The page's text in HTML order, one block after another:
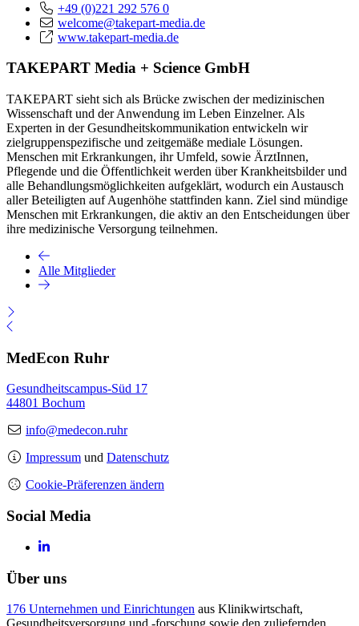
+49 (0)221 292 576 0
welcome@takepart-media.de
www.takepart-media.de
TAKEPART Media + Science GmbH
TAKEPART sieht sich als Brücke zwischen der medizinischen
Wissenschaft und der Anwendung im Leben Einzelner. Als
Experten in der Gesundheitskommunikation entwickeln wir
zielgruppenspezifische und zeitgemäße mediale Lösungen.
Menschen mit Erkrankungen, ihr Umfeld, sowie ÄrztInnen,
Pflegende und die Öffentlichkeit werden über Krankheitsbilder und
alle Behandlungsmöglichkeiten aufgeklärt, wodurch ein Austausch
aller Beteiligten auf Augenhöhe stattfinden kann. Ziel sind mündige
Menschen mit Erkrankungen, die aktiv an den Entscheidungen über
ihre medizinische Versorgung teilnehmen.
Alle Mitglieder
MedEcon Ruhr
Gesundheitscampus-Süd 17
44801 Bochum
info@medecon.ruhr
Impressum und Datenschutz
Cookie-Präferenzen ändern
Social Media
Über uns
176 Unternehmen und Einrichtungen aus Klinikwirtschaft,